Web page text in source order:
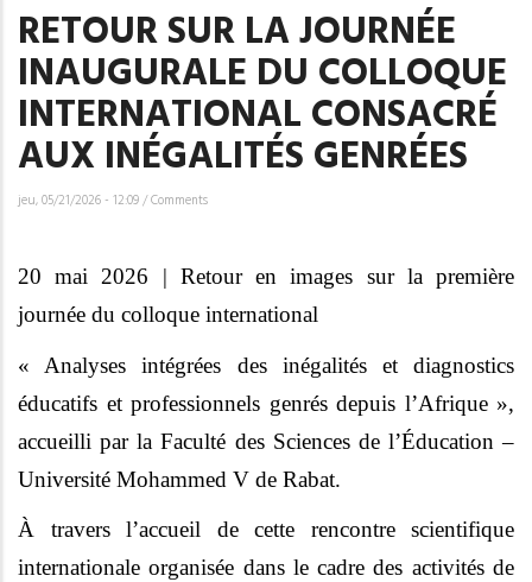
RETOUR SUR LA JOURNÉE
INAUGURALE DU COLLOQUE
INTERNATIONAL CONSACRÉ
AUX INÉGALITÉS GENRÉES
jeu, 05/21/2026 - 12:09/Comments
20 mai 2026 | Retour en images sur la première
journée du colloque international
« Analyses intégrées des inégalités et diagnostics
éducatifs et professionnels genrés depuis l’Afrique »,
accueilli par la Faculté des Sciences de l’Éducation –
Université Mohammed V de Rabat.
À travers l’accueil de cette rencontre scientifique
internationale organisée dans le cadre des activités de